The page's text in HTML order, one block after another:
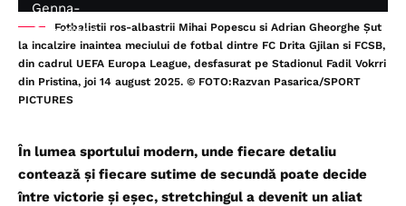
Fotbalistii ros-albastrii Mihai Popescu si Adrian Gheorghe Șut
la incalzire inaintea meciului de fotbal dintre FC Drita Gjilan si FCSB,
din cadrul UEFA Europa League, desfasurat pe Stadionul Fadil Vokrri
din Pristina, joi 14 august 2025. © FOTO:Razvan Pasarica/SPORT
PICTURES
În lumea sportului modern, unde fiecare detaliu
contează și fiecare sutime de secundă poate decide
între victorie și eșec, stretchingul a devenit un aliat